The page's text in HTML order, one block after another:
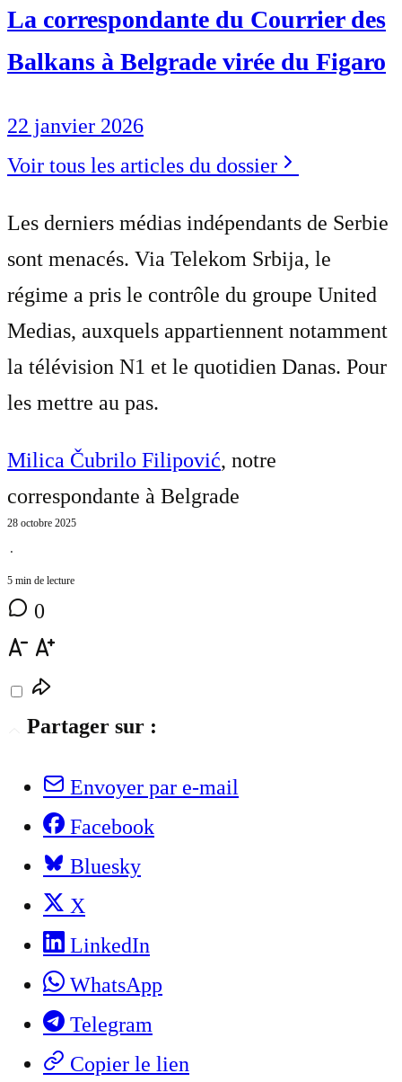
La correspondante du Courrier des
Balkans à Belgrade virée du Figaro
22 janvier 2026
Voir tous les articles du dossier
Les derniers médias indépendants de Serbie
sont menacés. Via Telekom Srbija, le
régime a pris le contrôle du groupe United
Medias, auxquels appartiennent notamment
la télévision N1 et le quotidien Danas. Pour
les mettre au pas.
Milica Čubrilo Filipović, notre
correspondante à Belgrade
28 octobre 2025
⋅
5 min de lecture
0
Partager sur :
Envoyer par e-mail
Facebook
Bluesky
X
LinkedIn
WhatsApp
Telegram
Copier le lien